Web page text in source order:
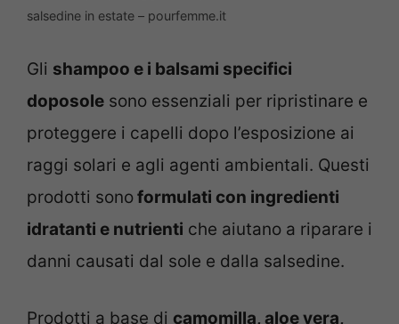
salsedine in estate – pourfemme.it
Gli shampoo e i balsami specifici
doposole sono essenziali per ripristinare e
proteggere i capelli dopo l’esposizione ai
raggi solari e agli agenti ambientali. Questi
prodotti sonoformulati con ingredienti
idratanti e nutrienti che aiutano a riparare i
danni causati dal sole e dalla salsedine.
Prodotti a base di camomilla, aloe vera,